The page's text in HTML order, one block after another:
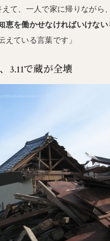
て、一人で家に帰りながら
恵を働かせなければいけな
えている言葉です」
3.11で蔵が全壊